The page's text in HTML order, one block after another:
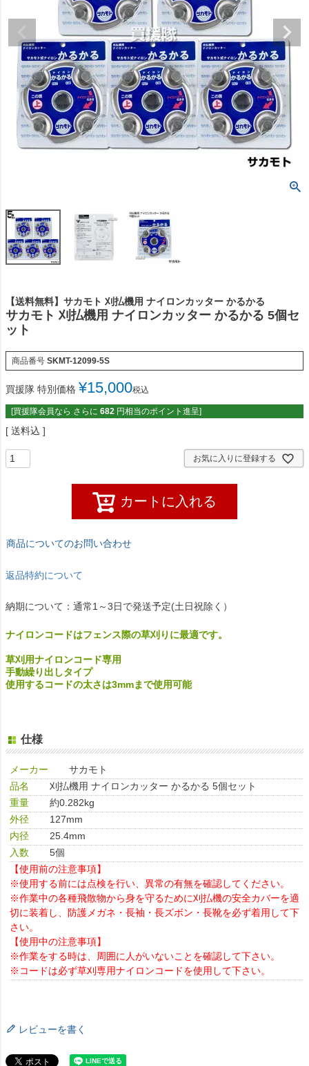
【送料無料】サカモト 刈払機用 ナイロンカッター かるかる
サカモト 刈払機用 ナイロンカッター かるかる 5個セ
ット
商品番号 SKMT-12099-5S
買援隊 特別価格 ¥15,000税込
[買援隊会員なら さらに 682 円相当のポイント進呈]
送料込
お気に入りに登録する
カートに入れる
商品についてのお問い合わせ
返品特約について
納期について：通常1～3日で発送予定(土日祝除く）
ナイロンコードはフェンス際の草刈りに最適です。
草刈用ナイロンコード専用
手動繰り出しタイプ
使用するコードの太さは3mmまで使用可能
仕様
メーカー
サカモト
品名
刈払機用 ナイロンカッター かるかる 5個セット
重量
約0.282kg
外径
127mm
内径
25.4mm
入数
5個
【使用前の注意事項】
※使用する前には点検を行い、異常の有無を確認してください。
※作業中の各種飛散物から身を守るために刈払機の安全カバーを適
切に装着し、防護メガネ・長袖・長ズボン・長靴を必ず着用して下
さい。
【使用中の注意事項】
※作業をする時は、周囲に人がいないことを確認して下さい。
※コードは必ず草刈専用ナイロンコードを使用して下さい。
レビューを書く